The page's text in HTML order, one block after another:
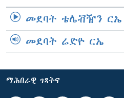
መደባት ቴሌቭዥን ርኤ
መደባት ሬድዮ ርኤ
ማሕበራዊ ገጻትና